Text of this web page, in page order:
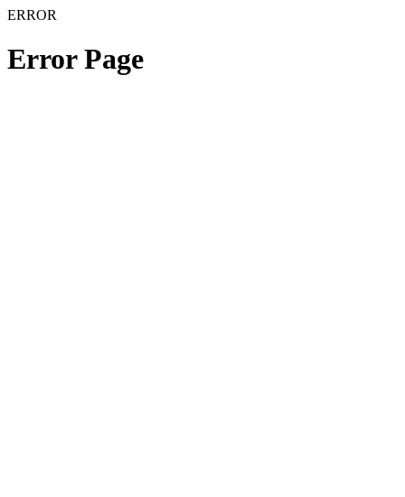
ERROR
Error Page